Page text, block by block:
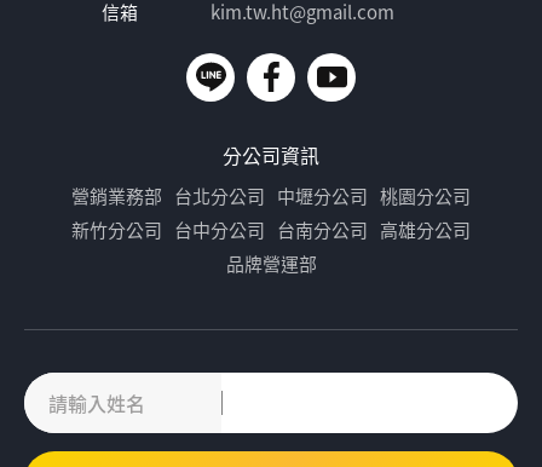
信箱
kim.tw.ht@gmail.com
分公司資訊
營銷業務部 台北分公司 中壢分公司 桃園分公司
新竹分公司 台中分公司 台南分公司 高雄分公司
品牌營運部